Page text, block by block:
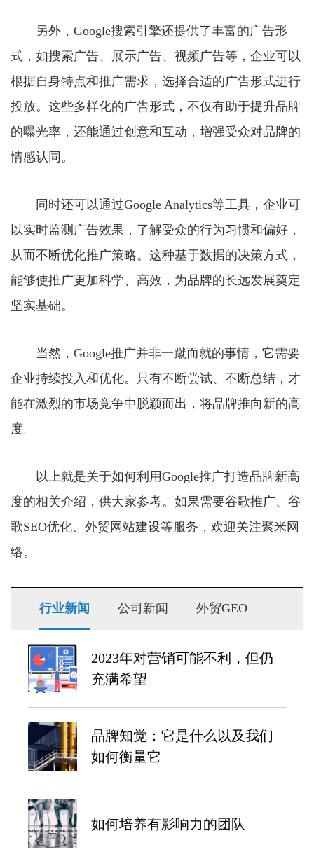
另外，Google搜索引擎还提供了丰富的广告形
式，如搜索广告、展示广告、视频广告等，企业可以
根据自身特点和推广需求，选择合适的广告形式进行
投放。这些多样化的广告形式，不仅有助于提升品牌
的曝光率，还能通过创意和互动，增强受众对品牌的
情感认同。
同时还可以通过Google Analytics等工具，企业可
以实时监测广告效果，了解受众的行为习惯和偏好，
从而不断优化推广策略。这种基于数据的决策方式，
能够使推广更加科学、高效，为品牌的长远发展奠定
坚实基础。
当然，Google推广并非一蹴而就的事情，它需要
企业持续投入和优化。只有不断尝试、不断总结，才
能在激烈的市场竞争中脱颖而出，将品牌推向新的高
度。
以上就是关于如何利用Google推广打造品牌新高
度的相关介绍，供大家参考。如果需要谷歌推广、谷
歌SEO优化、外贸网站建设等服务，欢迎关注聚米网
络。
行业新闻 公司新闻 外贸GEO
2023年对营销可能不利，但仍
充满希望
品牌知觉：它是什么以及我们
如何衡量它
如何培养有影响力的团队